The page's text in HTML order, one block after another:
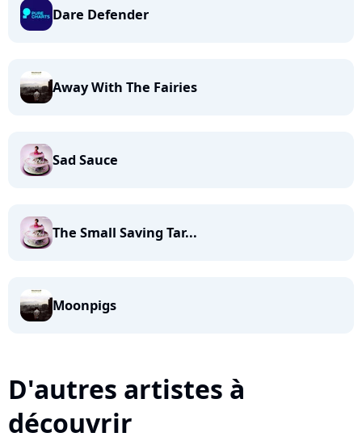
Dare Defender
Away With The Fairies
Sad Sauce
The Small Saving Tar...
Moonpigs
D'autres artistes à
découvrir